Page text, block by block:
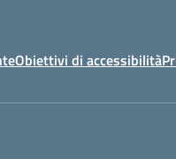
Obiettivi di accessibilità